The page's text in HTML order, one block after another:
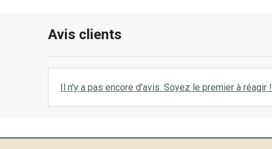
Avis clients
Il n'y a pas encore d'avis. Soyez le premier à réagir !